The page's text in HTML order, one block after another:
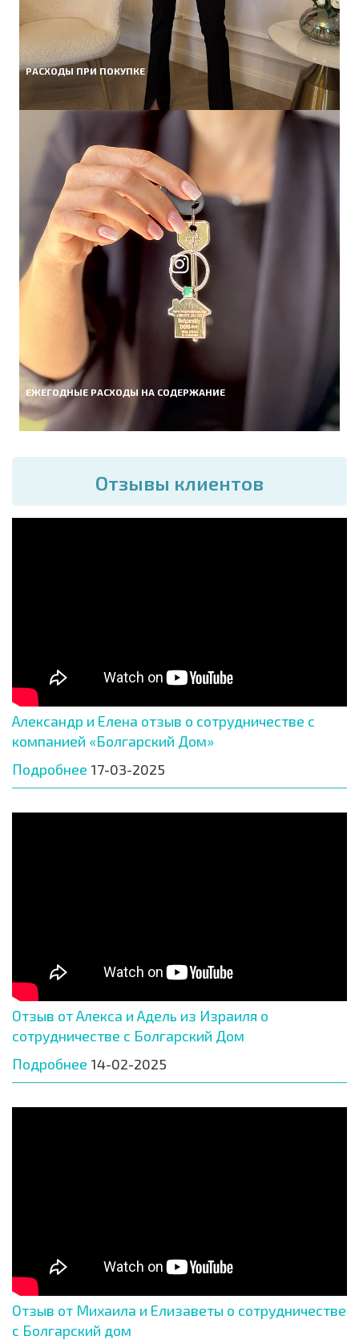
РАСХОДЫ ПРИ ПОКУПКЕ
ЕЖЕГОДНЫЕ РАСХОДЫ НА СОДЕРЖАНИЕ
Отзывы клиентов
Александр и Елена отзыв о сотрудничестве с
компанией «Болгарский Дом»
Подробнее 17-03-2025
Отзыв от Алекса и Адель из Израиля о
сотрудничестве с Болгарский Дом
Подробнее 14-02-2025
Отзыв от Михаила и Елизаветы о сотрудничестве
с Болгарский дом